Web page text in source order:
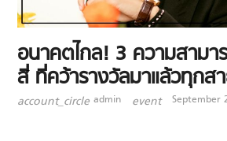
อนาคตไกล! 3 ความสามา
สี่ ที่คว้ารางวัลมาแล้วทุกส
account_circle admin event September